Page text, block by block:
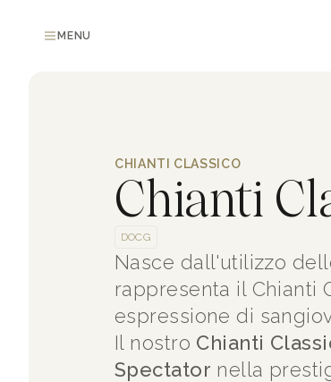
MENU
CHIANTI CLASSICO
Chianti
Nasce dall'utilizzo
rappresenta il Chianti
espressione di
Il nostro Chianti
Spectator nella
DOCG